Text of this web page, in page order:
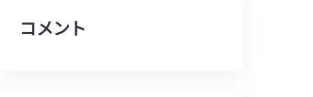
コメント